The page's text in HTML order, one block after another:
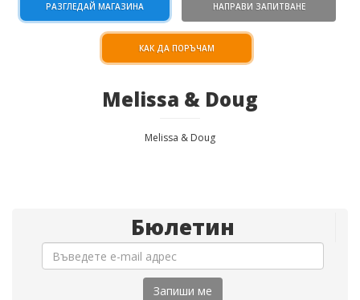
РАЗГЛЕДАЙ МАГАЗИНА НАПРАВИ ЗАПИТВАНЕ
КАК ДА ПОРЪЧАМ
Melissa & Doug
Melissa & Doug
Бюлетин
Запиши ме